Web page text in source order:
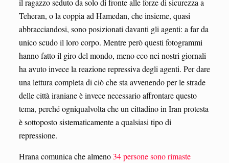
il ragazzo seduto da solo di fronte alle forze di sicurezza a
Teheran, o la coppia ad Hamedan, che insieme, quasi
abbracciandosi, sono posizionati davanti gli agenti: a far da
unico scudo il loro corpo. Mentre però questi fotogrammi
hanno fatto il giro del mondo, meno eco nei nostri giornali
ha avuto invece la reazione repressiva degli agenti. Per dare
una lettura completa di ciò che sta avvenendo per le strade
delle città iraniane è invece necessario affrontare questo
tema, perché ogniqualvolta che un cittadino in Iran protesta
è sottoposto sistematicamente a qualsiasi tipo di
repressione.
Hrana comunica che almeno34 persone sono rimaste